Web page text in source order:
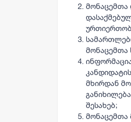
მონაცემთა
მონაცემთა
მხირდან
შესახებ;
მონაცემთა